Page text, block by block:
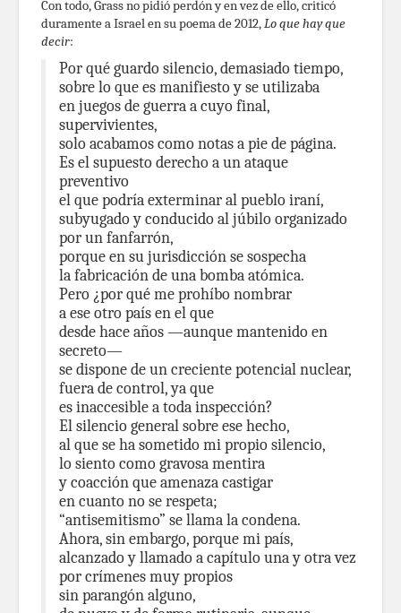
Con todo, Grass no pidió perdón y en vez de ello, criticó
duramente a Israel en su poema de 2012,Lo que hay que
decir:
Por qué guardo silencio, demasiado tiempo,
sobre lo que es manifiesto y se utilizaba
en juegos de guerra a cuyo final,
supervivientes,
solo acabamos como notas a pie de página.
Es el supuesto derecho a un ataque
preventivo
el que podría exterminar al pueblo iraní,
subyugado y conducido al júbilo organizado
por un fanfarrón,
porque en su jurisdicción se sospecha
la fabricación de una bomba atómica.
Pero ¿por qué me prohíbo nombrar
a ese otro país en el que
desde hace años —aunque mantenido en
secreto—
se dispone de un creciente potencial nuclear,
fuera de control, ya que
es inaccesible a toda inspección?
El silencio general sobre ese hecho,
al que se ha sometido mi propio silencio,
lo siento como gravosa mentira
y coacción que amenaza castigar
en cuanto no se respeta;
“antisemitismo” se llama la condena.
Ahora, sin embargo, porque mi país,
alcanzado y llamado a capítulo una y otra vez
por crímenes muy propios
sin parangón alguno,